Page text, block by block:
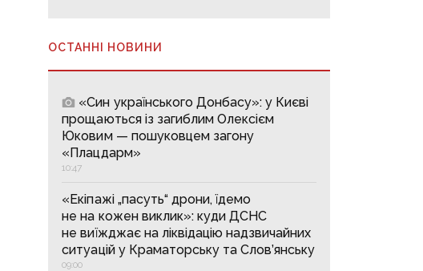
ОСТАННІ НОВИНИ
«Син українського Донбасу»: у Києві
прощаються із загиблим Олексієм
Юковим — пошуковцем загону
«Плацдарм»
10:47
«Екіпажі „пасуть“ дрони, їдемо
не на кожен виклик»: куди ДСНС
не виїжджає на ліквідацію надзвичайних
ситуацій у Краматорську та Слов’янську
09:00